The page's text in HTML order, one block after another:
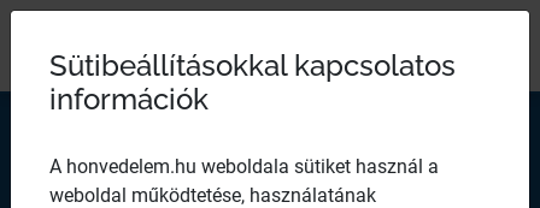
Egészségügyi központ
Széchenyi 2020
Sütibeállításokkal kapcsolatos
információk
A honvedelem.hu weboldala sütiket használ a
weboldal működtetése, használatának